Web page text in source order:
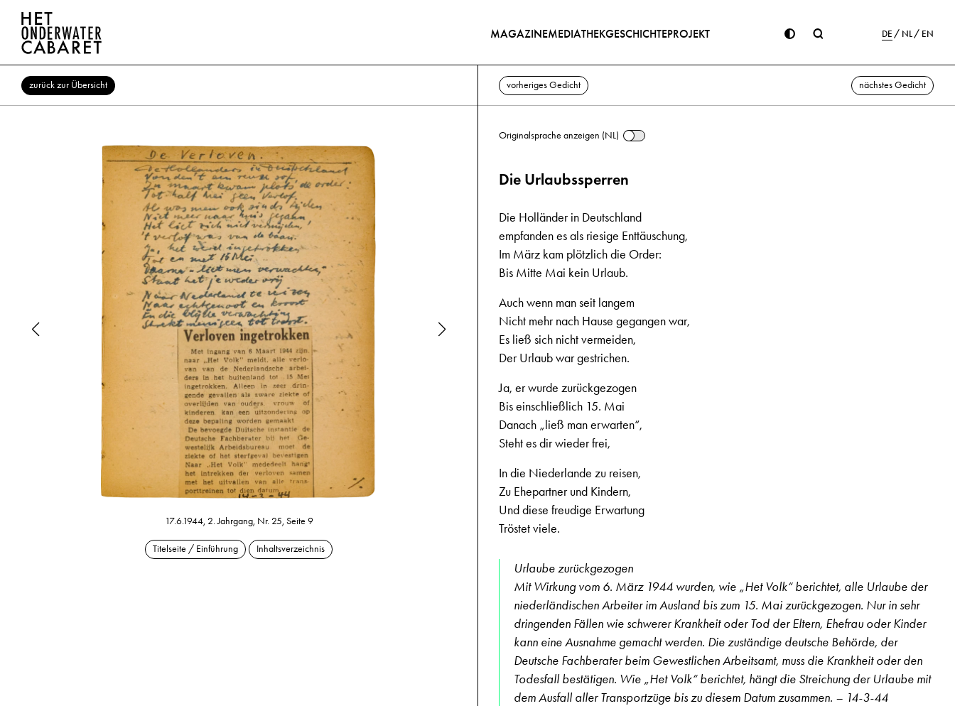
MAGAZINEMEDIATHEKGESCHICHTEPROJEKT DE NL EN
zurück zur Übersicht
17.6.1944, 2. Jahrgang, Nr. 25, Seite 9 17.6.1944, 2. Jahrgang, Nr. 25, Seite 10
Titelseite / Einführung Inhaltsverzeichnis
vorheriges Gedicht nächstes Gedicht
Originalsprache anzeigen (NL)
Die Urlaubssperren
Die Holländer in Deutschland
empfanden es als riesige Enttäuschung,
Im März kam plötzlich die Order:
Bis Mitte Mai kein Urlaub.
Auch wenn man seit langem
Nicht mehr nach Hause gegangen war,
Es ließ sich nicht vermeiden,
Der Urlaub war gestrichen.
Ja, er wurde zurückgezogen
Bis einschließlich 15. Mai
Danach „ließ man erwarten“,
Steht es dir wieder frei,
In die Niederlande zu reisen,
Zu Ehepartner und Kindern,
Und diese freudige Erwartung
Tröstet viele.
Urlaube zurückgezogen
Mit Wirkung vom 6. März 1944 wurden, wie „Het Volk“ berichtet, alle Urlaube der
niederländischen Arbeiter im Ausland bis zum 15. Mai zurückgezogen. Nur in sehr
dringenden Fällen wie schwerer Krankheit oder Tod der Eltern, Ehefrau oder Kinder
kann eine Ausnahme gemacht werden. Die zuständige deutsche Behörde, der
Deutsche Fachberater beim Gewestlichen Arbeitsamt, muss die Krankheit oder den
Todesfall bestätigen. Wie „Het Volk“ berichtet, hängt die Streichung der Urlaube mit
dem Ausfall aller Transportzüge bis zu diesem Datum zusammen. – 14-3-44